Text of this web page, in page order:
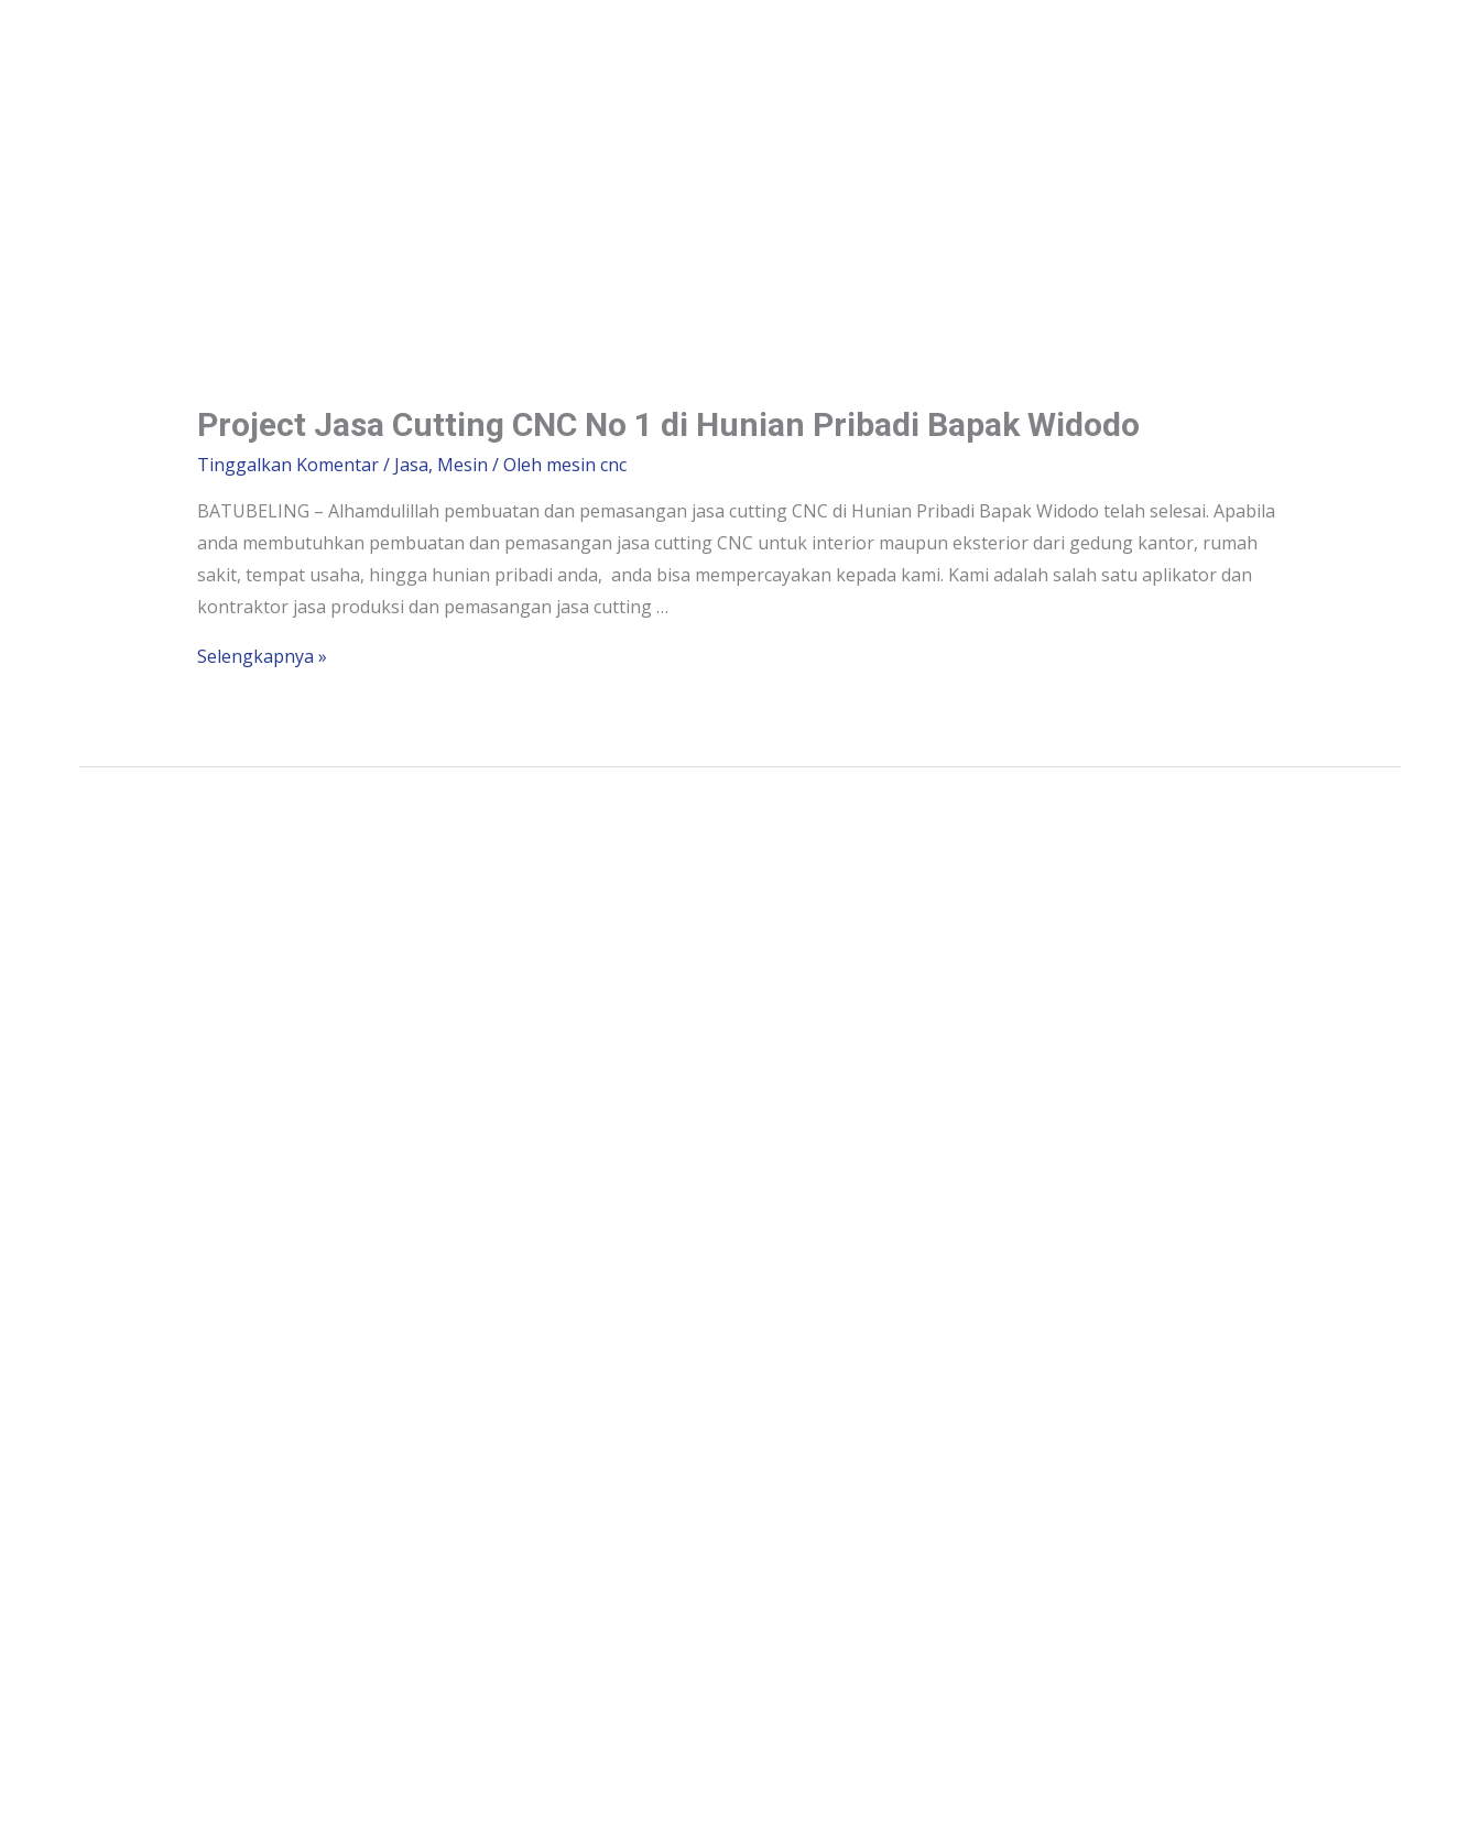
Project Jasa Cutting CNC No 1 di Hunian Pribadi Bapak Widodo
Tinggalkan Komentar/ Jasa, Mesin / Oleh mesin cnc
BATUBELING – Alhamdulillah pembuatan dan pemasangan jasa cutting CNC di Hunian Pribadi Bapak Widodo telah selesai. Apabila
anda membutuhkan pembuatan dan pemasangan jasa cutting CNC untuk interior maupun eksterior dari gedung kantor, rumah
sakit, tempat usaha, hingga hunian pribadi anda, anda bisa mempercayakan kepada kami. Kami adalah salah satu aplikator dan
kontraktor jasa produksi dan pemasangan jasa cutting …
Selengkapnya »